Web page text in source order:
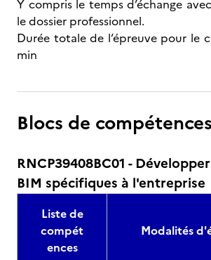
Y compris le temps d’échange
le dossier professionnel.
Durée totale de l’épreuve pour le
min
Blocs de compétences
RNCP39408BC01 -
BIM spécifiques à l'entreprise
Liste de
compét
ences
Modalités